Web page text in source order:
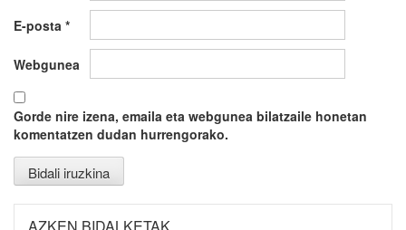
E-posta *
Webgunea
Gorde nire izena, emaila eta webgunea bilatzaile honetan
komentatzen dudan hurrengorako.